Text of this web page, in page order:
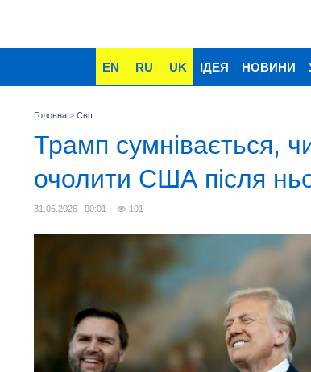
EN RU UK ІДЕЯ НОВИНИ
Головна > Світ
Трамп сумнівається,
очолити США після
31.05.2026 00:01 101